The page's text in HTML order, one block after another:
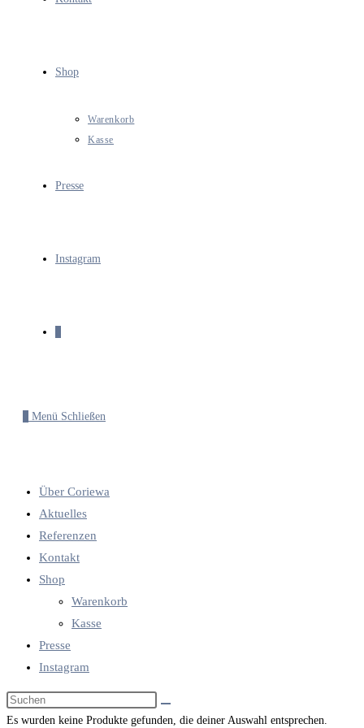
Shop
Warenkorb
Kasse
Presse
Instagram
Menü Schließen
Über Coriewa
Aktuelles
Referenzen
Kontakt
Shop
Warenkorb
Kasse
Presse
Instagram
Diese
Website
Es wurden keine Produkte gefunden, die deiner Auswahl entsprechen.